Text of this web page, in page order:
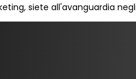
siete all'avanguardia